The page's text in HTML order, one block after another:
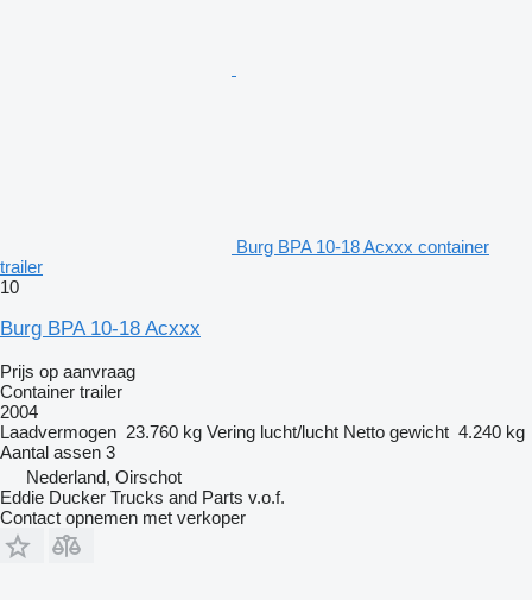
Burg BPA 10-18 Acxxx container
trailer
10
Burg BPA 10-18 Acxxx
Prijs op aanvraag
Container trailer
2004
Laadvermogen 23.760 kg Vering lucht/lucht Netto gewicht 4.240 kg
Aantal assen 3
Nederland, Oirschot
Eddie Ducker Trucks and Parts v.o.f.
Contact opnemen met verkoper